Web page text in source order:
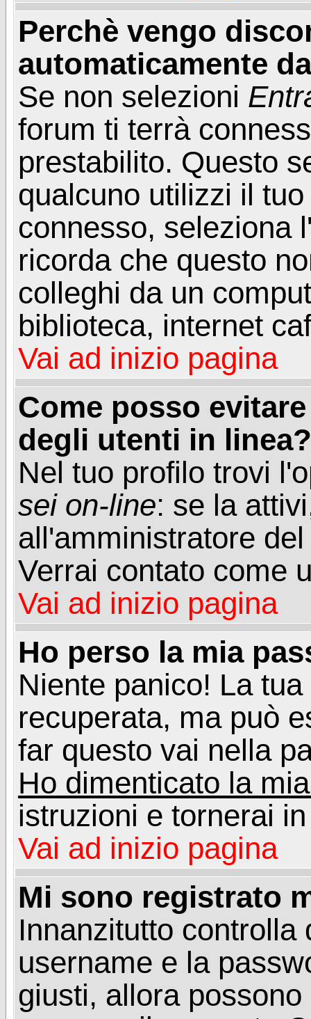
Perchè vengo
automaticamente
Se non selezioni
forum ti terrà
prestabilito. Questo
qualcuno utilizzi il
connesso, seleziona
ricorda che questo
colleghi da un
biblioteca, internet
Vai ad inizio pagina
Come posso
degli utenti in linea?
Nel tuo profilo trovi
sei on-line: se la
all'amministratore
Verrai contato come
Vai ad inizio pagina
Ho perso la mia
Niente panico! La
recuperata, ma può
far questo vai nella
Ho dimenticato la
istruzioni e tornerai
Vai ad inizio pagina
Mi sono registrato
Innanzitutto controlla
username e la
giusti, allora